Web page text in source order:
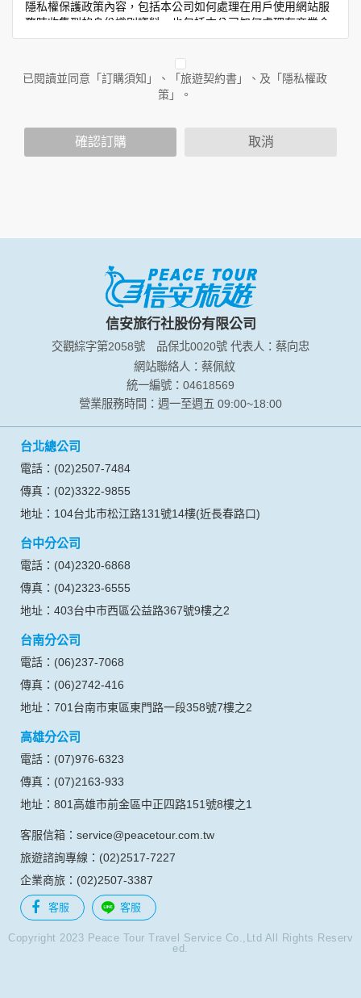
隱私權保護政策內容，包括本公司如何處理在用戶使用網站服
務時收集到的身份識別資料，也包括本公司如何處理在商業合
作與本公司合作時分享的任何身份識別資料。隱私權保護政策
人員。例如您透過本公司旗下網站上的廣告廠商連結，這些置
放連結的廠商也可能蒐集您個人的資料。對於您主動提供的個
人資訊，這些廣告廠商或連結網站有其個別的隱私權保護政
您個人在本網站上的聊天室或討論區中任意公開個人資料的行
個人的資料，其範圍如下：
您所提供的姓名、電子郵件地址、聯絡方式及使用時間等。
於一般瀏覽時，伺服器會自行記錄相關行徑，包括您使用連線
設備的 IP 位址、使用時間、使用的瀏覽器、瀏覽及點選資料記
錄等，做為我們增進網站服務的參考依據，此記錄為內部應
用，決不對外公布。
為提供精確的服務，我們會將收集的問卷調查內容進行統計與
分析，分析結果之統計數據或說明文字呈現，除供內部研究
外，我們會視需要公佈統計數據及說明文字，但不涉及特定個
人之資料。
的個人資料揭露予第三人或使用於蒐集目的以外之其他用途。
在您於本網站註冊帳號、使用本網站相關產品、服務、活動或
贈獎時，本網站會收集您的個人識別資料，本網站也可以從商
業夥伴處取得個人資料。
當客戶在本網站註冊時，我們會取得您的姓名、電話、住址、
身份證字號、電子郵件、出生日期、性別、行業等相關資料，
料。註冊時，本網站取得您的姓名、電話、住址、身份證字
號、電子郵件、出生日期、性別、行業等相關資料，當您註冊
成功，並登入使用我們的服務後，本網站即取得您的資料。
其他除了上述，會保留您在上網瀏覽或查詢時，伺服器自行產
生的相關記錄，包括您使用連線設備的 IP 位址、使用時間、使
的瀏覽器予以標示，歸納使用者瀏覽器在本網站內部所瀏覽的
網頁，除非您願意告知您的個人資料，否則本網站不會也無法
將此項記錄和您對應。請您注意，在本網站網刊登廣告之廠
商，或與連結本網站，也可能蒐集您個人的資料。對於您主動
提供的個人資訊，這些廣告廠商、或連結網站有其個別的私權
公司不負任何連帶責任。
本網站將在事前或註冊登錄取得您的同意後，傳送商業性資料
或電子郵件給您。本公司除了在該資料或電子郵件上註明是由
本公司發送，也會在該資料或電子郵件上提供您能隨時停止接
收這些資料或電子郵件的方法及說明。
資料使用:
本公司不會向任何人出售或出借您的個人識別資料。
資料：
1.遵守法令或政府機關的要求；或我們發覺您在網站上的行為
違反本公司旗下網站的會員條款或產品、服務的特定使用指
南。
2.為了保護使用者個人隱私，我們無法為您查詢其他使用者的
已閱讀並同意「訂購須知」、「旅遊契約書」、及「隱私權政
策」。
確認訂購 取消
信安旅行社股份有限公司
交觀綜字第2058號 品保北0020號 代表人：蔡向忠
網站聯絡人：蔡佩紋
統一編號：04618569
營業服務時間：週一至週五 09:00~18:00
台北總公司
電話：(02)2507-7484
傳真：(02)3322-9855
地址：104台北市松江路131號14樓(近長春路口)
台中分公司
電話：(04)2320-6868
傳真：(04)2323-6555
地址：403台中市西區公益路367號9樓之2
台南分公司
電話：(06)237-7068
傳真：(06)2742-416
地址：701台南市東區東門路一段358號7樓之2
高雄分公司
電話：(07)976-6323
傳真：(07)2163-933
地址：801高雄市前金區中正四路151號8樓之1
客服信箱：service@peacetour.com.tw
旅遊諮詢專線：(02)2517-7227
企業商旅：(02)2507-3387
客服 客服
Copyright 2023 Peace Tour Travel Service Co.,Ltd All Rights Reserv
ed.